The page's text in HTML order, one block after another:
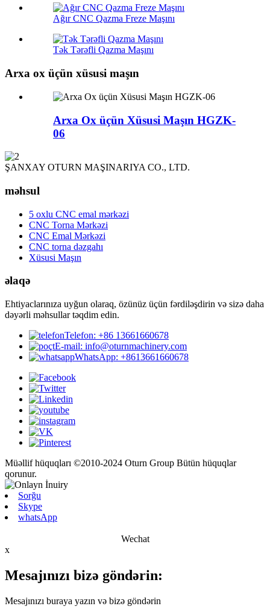
Ağır CNC Qazma Freze Maşını
Tək Tərəfli Qazma Maşını
Arxa ox üçün xüsusi maşın
Arxa Ox üçün Xüsusi Maşın HGZK-
06
ŞANXAY OTURN MAŞINARIYA CO., LTD.
məhsul
5 oxlu CNC emal mərkəzi
CNC Torna Mərkəzi
CNC Emal Mərkəzi
CNC torna dəzgahı
Xüsusi Maşın
əlaqə
Ehtiyaclarınıza uyğun olaraq, özünüz üçün fərdiləşdirin və sizə daha
dəyərli məhsullar təqdim edin.
Telefon: +86 13661660678
E-mail: info@oturnmachinery.com
WhatsApp: +8613661660678
Müəllif hüquqları ©2010-2024 Oturn Group Bütün hüquqlar
qorunur.
Sorğu
Skype
whatsApp
Wechat
x
Mesajınızı bizə göndərin:
Mesajınızı buraya yazın və bizə göndərin